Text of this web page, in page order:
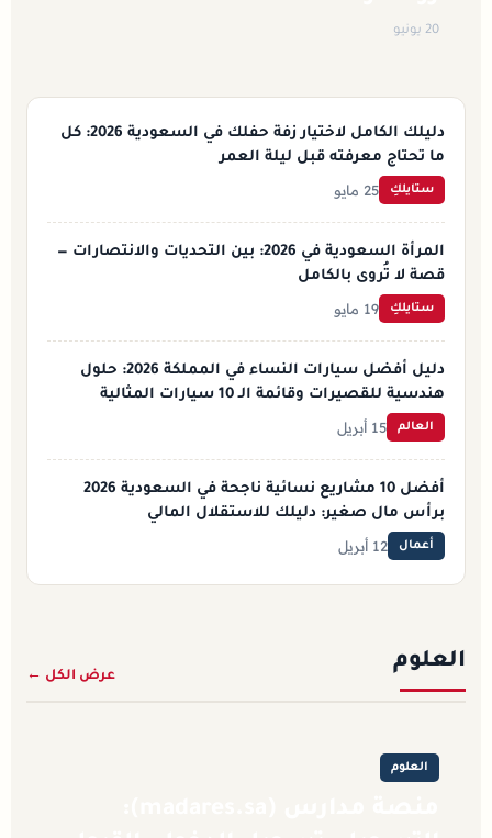
20 يونيو
دليلك الكامل لاختيار زفة حفلك في السعودية 2026: كل
ما تحتاج معرفته قبل ليلة العمر
ستايلكِ 25 مايو
المرأة السعودية في 2026: بين التحديات والانتصارات —
قصة لا تُروى بالكامل
ستايلكِ 19 مايو
دليل أفضل سيارات النساء في المملكة 2026: حلول
هندسية للقصيرات وقائمة الـ 10 سيارات المثالية
العالم 15 أبريل
أفضل 10 مشاريع نسائية ناجحة في السعودية 2026
برأس مال صغير: دليلك للاستقلال المالي
أعمال 12 أبريل
العلوم
عرض الكل ←
العلوم